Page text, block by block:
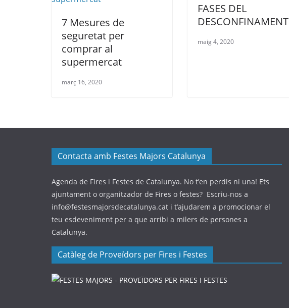
7 Mesures de
seguretat per
comprar al
supermercat
març 16, 2020
FASES DEL
DESCONFINAMENT
maig 4, 2020
Contacta amb Festes Majors Catalunya
Agenda de Fires i Festes de Catalunya. No t’en perdis ni una! Ets
ajuntament o organitzador de Fires o festes? Escriu-nos a
info@festesmajorsdecatalunya.cat i t’ajudarem a promocionar el
teu esdeveniment per a que arribi a milers de persones a
Catalunya.
Catàleg de Proveïdors per Fires i Festes